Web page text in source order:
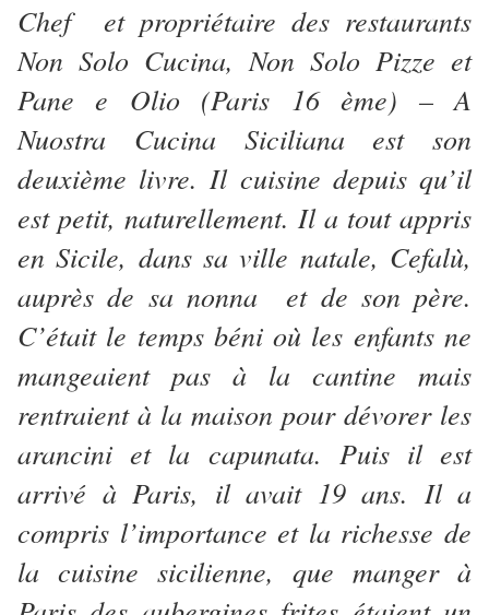
Chef et propriétaire des restaurants
Non Solo Cucina, Non Solo Pizze et
Pane e Olio (Paris 16 ème) – A
Nuostra Cucina Siciliana est son
deuxième livre. Il cuisine depuis qu’il
est petit, naturellement. Il a tout appris
en Sicile, dans sa ville natale, Cefalù,
auprès de sa nonna et de son père.
C’était le temps béni où les enfants ne
mangeaient pas à la cantine mais
rentraient à la maison pour dévorer les
arancini et la capunata. Puis il est
arrivé à Paris, il avait 19 ans. Il a
compris l’importance et la richesse de
la cuisine sicilienne, que manger à